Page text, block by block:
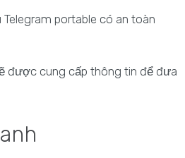
portable có an toàn
được cung cấp thông tin để đưa